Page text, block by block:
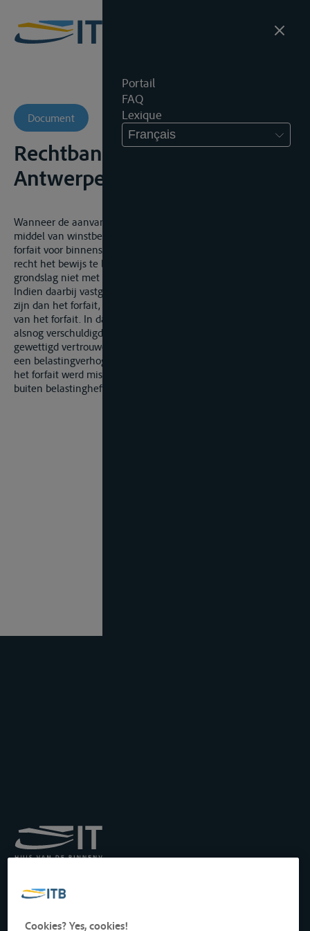
Portail
FAQ
Lexique
Français
Document
Rechtbank Eerste Aanleg
Antwerpen, 17.06.2015, onuitg.
Wanneer de aanvankelijke aanslag werd gevestigd door
middel van winstberekening aan de hand van het fiscaal
forfait voor binnenschippers, heeft de belastingdienst het
recht het bewijs te leveren dat de gekozen forfaitaire
grondslag niet met de werkelijke inkomsten overeenstemt.
Indien daarbij vastgesteld wordt dat de reële inkomsten hoger
zijn dan het forfait, is sprake van een onterechte aanwending
van het forfait. In dat geval is de belasting op het verschil
alsnog verschuldigd zonder dat sprake kan zijn van een
gewettigd vertrouwen en heeft de belastingdienst recht op
een belastingverhoging van 10%, daar dient aangenomen dat
het forfait werd misbruikt om een belangrijk deel van de winst
buiten belastingheffing te houden.
Transport par Batellerie
Drukpersstraat 19
Cookies? Yes, cookies!